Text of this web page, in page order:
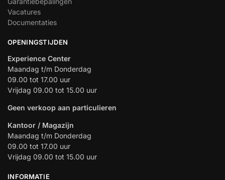
Vacatures
Documentaties
OPENINGSTIJDEN
Experience Center
Maandag t/m Donderdag
09.00 tot 17.00 uur
Vrijdag 09.00 tot 15.00 uur
Geen verkoop aan particulieren
Kantoor / Magazijn
Maandag t/m Donderdag
09.00 tot 17.00 uur
Vrijdag 09.00 tot 15.00 uur
INFORMATIE